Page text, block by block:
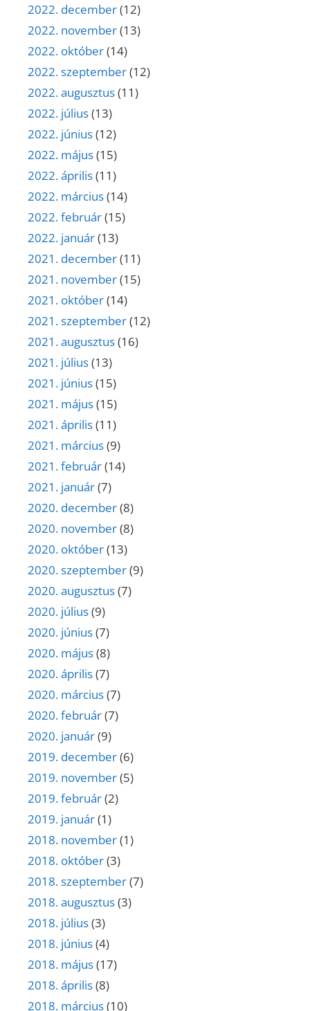
2022. december(12)
2022. november(13)
2022. október(14)
2022. szeptember(12)
2022. augusztus(11)
2022. július(13)
2022. június(12)
2022. május(15)
2022. április(11)
2022. március(14)
2022. február(15)
2022. január(13)
2021. december(11)
2021. november(15)
2021. október(14)
2021. szeptember(12)
2021. augusztus(16)
2021. július(13)
2021. június(15)
2021. május(15)
2021. április(11)
2021. március(9)
2021. február(14)
2021. január(7)
2020. december(8)
2020. november(8)
2020. október(13)
2020. szeptember(9)
2020. augusztus(7)
2020. július(9)
2020. június(7)
2020. május(8)
2020. április(7)
2020. március(7)
2020. február(7)
2020. január(9)
2019. december(6)
2019. november(5)
2019. február(2)
2019. január(1)
2018. november(1)
2018. október(3)
2018. szeptember(7)
2018. augusztus(3)
2018. július(3)
2018. június(4)
2018. május(17)
2018. április(8)
2018. március(10)